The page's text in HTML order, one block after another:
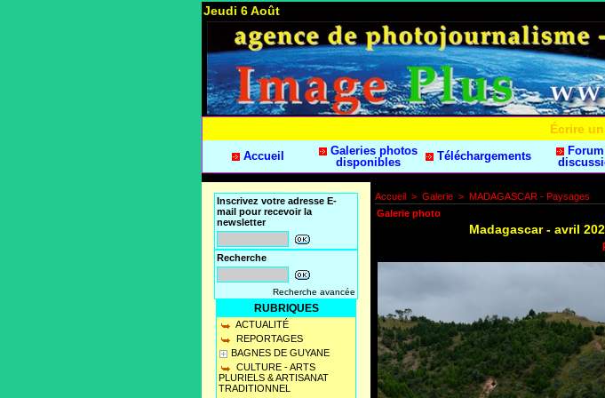
Jeudi 6 Août
Écrire
Accueil
Galeries photos
disponibles
Téléchargements
Forum
Inscrivez votre adresse E-
mail pour recevoir la
newsletter
Recherche
Recherche avancée
RUBRIQUES
ACTUALITÉ
REPORTAGES
BAGNES DE GUYANE
CULTURE - ARTS
PLURIELS & ARTISANAT
TRADITIONNEL
Accueil > Galerie > MADAGASCAR - Paysages
Galerie photo
Madagascar - avril